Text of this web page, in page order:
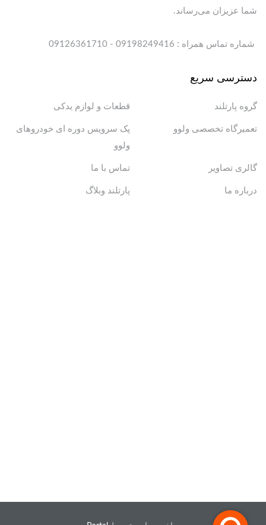
شما عزیزان می‌رساند.
شماره تماس همراه : 09198249416 - 09126361710
دسترسی سریع
گروه پارتلند قطعات و لوازم یدکی
تعمیرگاه تخصصی ولوو
پک سرویس دوره ای خودروهای
ولوو
گالری تصاویر تماس با ما
درباره ما پارتلند وبلاگ